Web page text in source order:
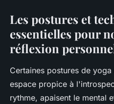
Les postures et
essentielles pour
réflexion
Certaines postures de
espace propice à
rythme, apaisent le mental